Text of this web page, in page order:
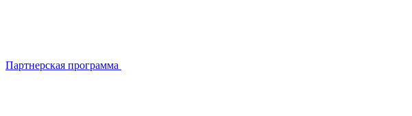
Партнерская программа